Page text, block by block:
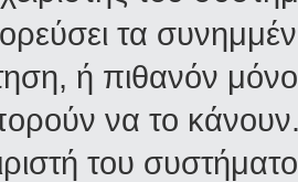
τα
ή πιθανόν
να το
του